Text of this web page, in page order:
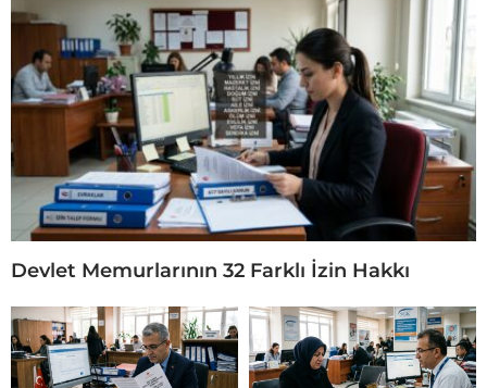
Devlet Memurlarının 32 Farklı İzin Hakkı